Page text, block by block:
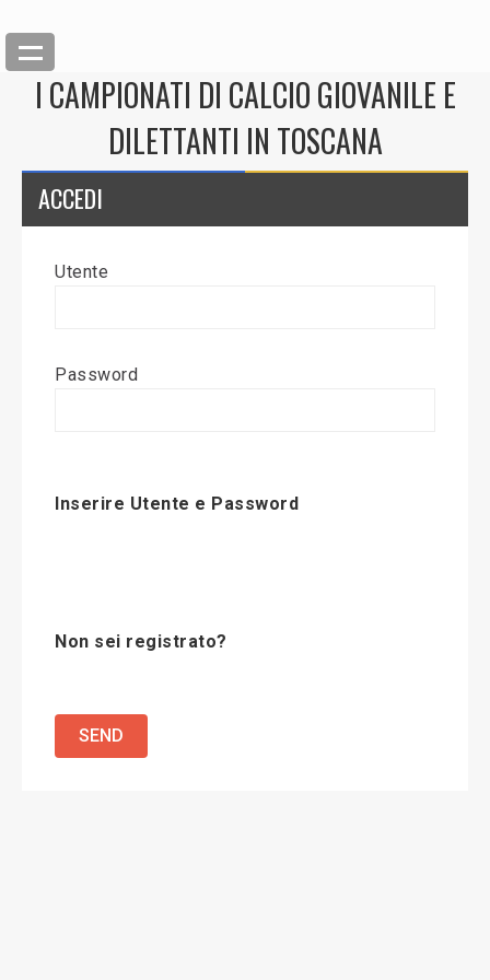
Back
Modifica News
I CAMPIONATI DI CALCIO GIOVANILE E
DILETTANTI IN TOSCANA
ACCEDI
Utente
Password
Inserire Utente e Password
Non sei registrato?